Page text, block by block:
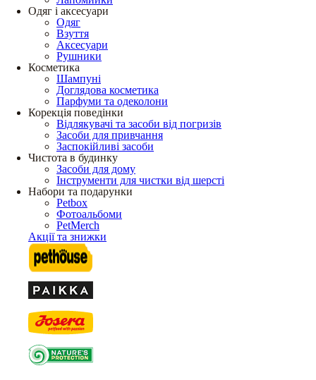
Одяг і аксесуари
Одяг
Взуття
Аксесуари
Рушники
Косметика
Шампуні
Доглядова косметика
Парфуми та одеколони
Корекція поведінки
Відлякувачі та засоби від погризів
Засоби для привчання
Заспокійливі засоби
Чистота в будинку
Засоби для дому
Інструменти для чистки від шерсті
Набори та подарунки
Petbox
Фотоальбоми
PetMerch
Акції та знижки